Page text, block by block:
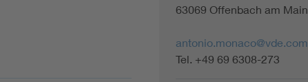
63069 Offenbach am Main
antonio.monaco@vde.com
Tel. +49 69 6308-273